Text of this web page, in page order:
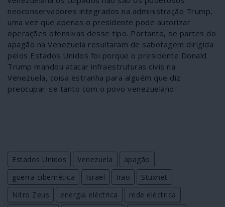
neoconservadores integrados na administração Trump,
uma vez que apenas o presidente pode autorizar
operações ofensivas desse tipo. Portanto, se partes do
apagão na Venezuela resultaram de sabotagem dirigida
pelos Estados Unidos foi porque o presidente Donald
Trump mandou atacar infraestruturas civis na
Venezuela, coisa estranha para alguém que diz
preocupar-se tanto com o povo venezuelano.
Estados Unidos Venezuela
apagão
guerra cibernética
Israel Irão
Stuxnet
Nitro Zeus
energia eléctrica
rede eléctrica